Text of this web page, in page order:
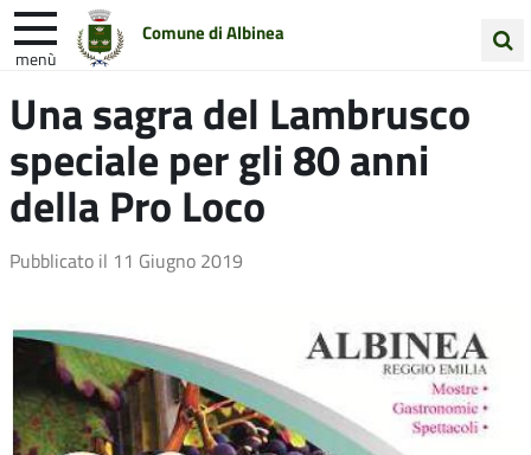
Comune di Albinea
menù
nel
sito
Entra in Comune Vivi Albinea
Unione Colline Matildiche
Una sagra del Lambrusco
speciale per gli 80 anni
della Pro Loco
Pubblicato il 11 Giugno 2019